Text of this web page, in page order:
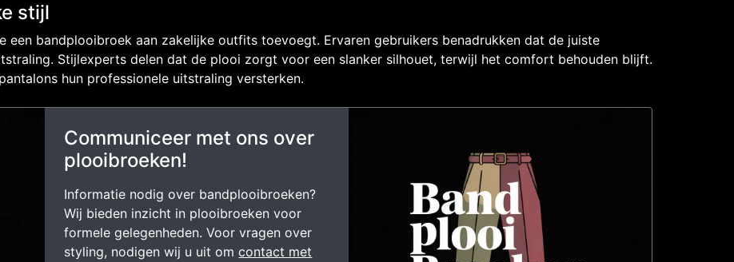
stijl
een bandplooibroek aan zakelijke outfits toevoegt. Ervaren gebruikers benadrukken dat de juiste
Stijlexperts delen dat de plooi zorgt voor een slanker silhouet, terwijl het comfort behouden blijft.
hun professionele uitstraling versterken.
Communiceer met ons over
plooibroeken!
Informatie nodig over bandplooibroeken?
Wij bieden inzicht in plooibroeken voor
formele gelegenheden. Voor vragen over
styling, nodigen wij u uit omcontact met